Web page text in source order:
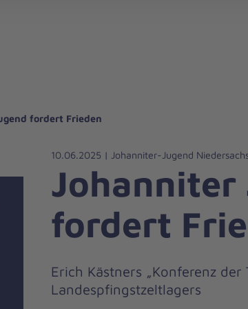
fordert Frieden
10.06.2025 | Johanniter-Jugend
Johanniter
fordert
Erich Kästners „Konferenz
Landespfingstzeltlagers